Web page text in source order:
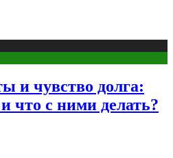
и чувство долга:
что с ними делать?